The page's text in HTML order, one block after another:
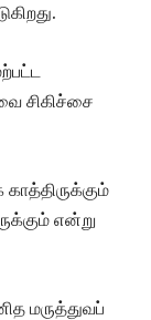
சிகிச்சை
என்று
மருத்துவப்